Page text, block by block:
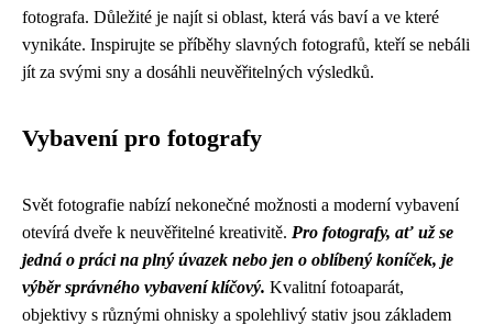
fotografa. Důležité je najít si oblast, která vás baví a ve které
vynikáte. Inspirujte se příběhy slavných fotografů, kteří se nebáli
jít za svými sny a dosáhli neuvěřitelných výsledků.
Vybavení pro fotografy
Svět fotografie nabízí nekonečné možnosti a moderní vybavení
otevírá dveře k neuvěřitelné kreativitě. Pro fotografy, ať už se
jedná o práci na plný úvazek nebo jen o oblíbený koníček, je
výběr správného vybavení klíčový. Kvalitní fotoaparát,
objektivy s různými ohnisky a spolehlivý stativ jsou základem